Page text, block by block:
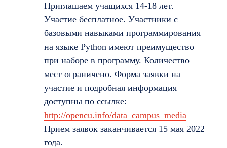
Приглашаем учащихся 14-18 лет.
Участие бесплатное. Участники с
базовыми навыками программирования
на языке Python имеют преимущество
при наборе в программу. Количество
мест ограничено. Форма заявки на
участие и подробная информация
доступны по ссылке:
http://opencu.info/data_campus_media
Прием заявок заканчивается 15 мая 2022
года.